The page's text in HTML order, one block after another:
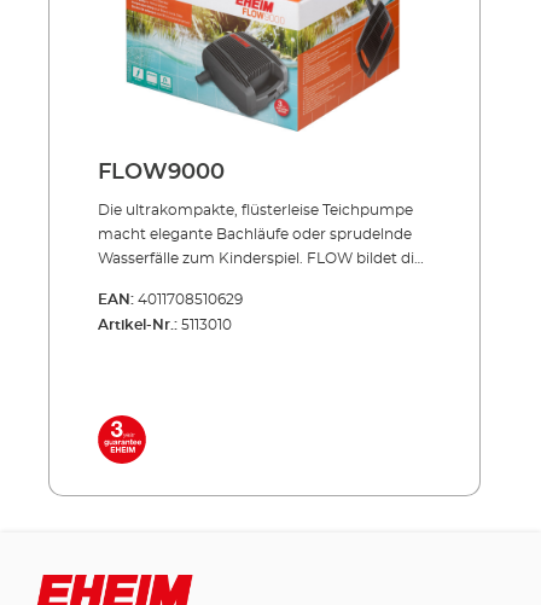
Überhitzungsschutz bei Wassermangel
Lieferumfang: FLOW6500 Teichpumpe für
Filter & Bachlauf Anschlussstutzen 10 m
Netzkabel
FLOW9000
Die ultrakompakte, flüster­leise Teichpumpe
macht elegante Bachläufe oder sprudelnde
Wasserfälle zum Kinderspiel. FLOW bildet die
zuverlässig Ihr Teich-Filtersystem und schafft
so den optimalen Kreislauf für Ihren Teich. Die
verstopfen kann. Unsere FLOW-Pumpen
finden Sie in den LOOP-Komplettsets
PRESS. Energiesparend, flüsterleise,
Stromsparender Motor Geeignet für
Unterwasser-Dauerbetrieb Extrem
EAN: 4011708510629
Artikel-Nr.: 5113010